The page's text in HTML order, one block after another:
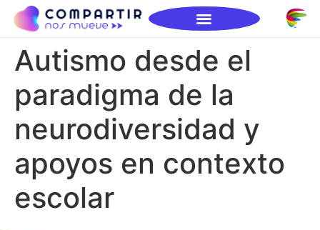
Autismo desde el
paradigma de la
neurodiversidad y
apoyos en contexto
escolar